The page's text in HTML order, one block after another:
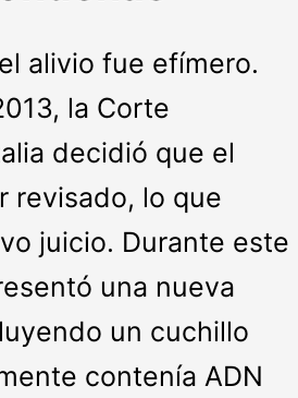
alivio fue efímero.
la Corte
decidió que el
revisado, lo que
juicio. Durante este
una nueva
un cuchillo
contenía ADN